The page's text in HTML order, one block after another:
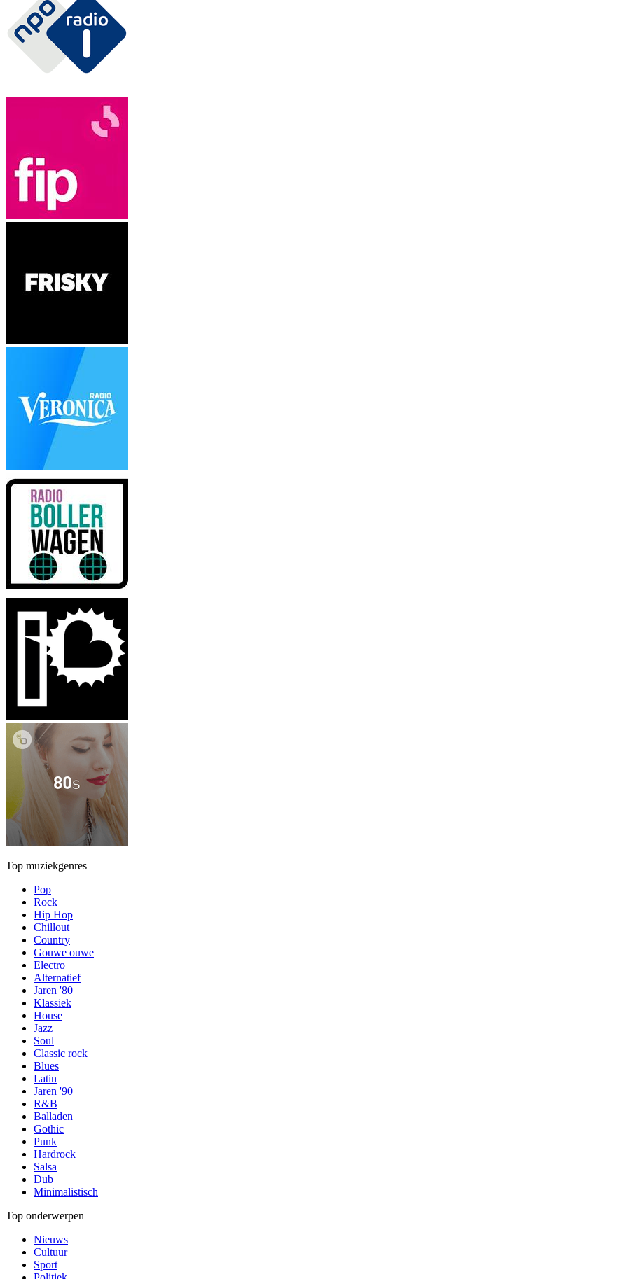
Top muziekgenres
Pop
Rock
Hip Hop
Chillout
Country
Gouwe ouwe
Electro
Alternatief
Jaren '80
Klassiek
House
Jazz
Soul
Classic rock
Blues
Latin
Jaren '90
R&B
Balladen
Gothic
Punk
Hardrock
Salsa
Dub
Minimalistisch
Top onderwerpen
Nieuws
Cultuur
Sport